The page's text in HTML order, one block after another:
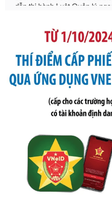
bỏ Thông tư số 87/2019/TT-
2019 của Bộ trưởng Bộ Tài
phạt vi phạm hành chính
Ngày ban hành: 21/07/2026
Số kí hiệu:291/2026/NĐ-
Tên: Nghị định số 291/2026/
đổi, bổ sung một số điều
ngày 19 tháng 10 năm 2020
phạt vi phạm hành chính về
sung bởi Nghị định số 102/
Ngày ban hành: 20/07/2026
Số kí hiệu:2303/QĐ-
Tên: Quyết định công bố
ban hành, được sửa đổi, bổ
Quy trình nội bộ, quy trình
chính trong một số lĩnh vực